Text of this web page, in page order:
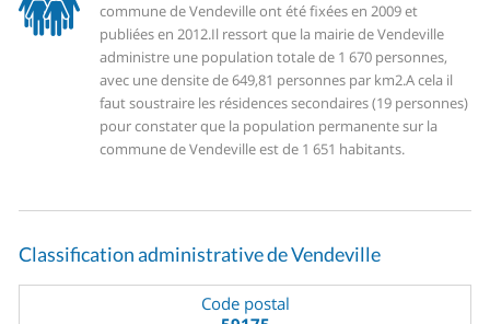
commune de Vendeville ont été fixées en 2009 et
publiées en 2012.Il ressort que la mairie de Vendeville
administre une population totale de 1 670 personnes,
avec une densite de 649,81 personnes par km2.A cela il
faut soustraire les résidences secondaires (19 personnes)
pour constater que la population permanente sur la
commune de Vendeville est de 1 651 habitants.
Classification administrative de Vendeville
Code postal